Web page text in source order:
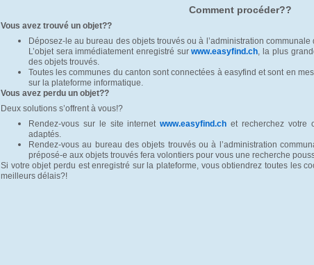
Comment procéder??
Vous avez trouvé un objet??
Déposez-le au bureau des objets trouvés ou à l’administration
L’objet sera immédiatement enregistré surwww.easyfind.ch, la plus
des objets trouvés.
Toutes les communes du canton sont connectées à easyfind et sont en
sur la plateforme informatique.
Vous avez perdu un objet??
Deux solutions s’offrent à vous!?
Rendez-vous sur le site internetwww.easyfind.ch et recherchez votre
adaptés.
Rendez-vous au bureau des objets trouvés ou à l’administration
préposé-e aux objets trouvés fera volontiers pour vous une recherche
Si votre objet perdu est enregistré sur la plateforme, vous obtiendrez toutes les
meilleurs délais?!